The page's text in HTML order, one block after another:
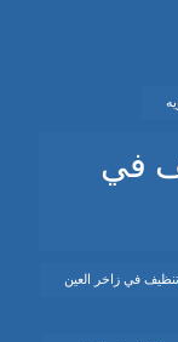
في
في زاخر العين